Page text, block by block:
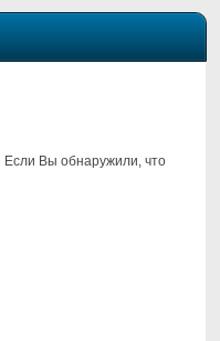
Если Вы обнаружили, что